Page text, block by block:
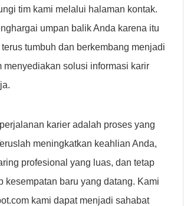
tim kami melalui halaman kontak.
umpan balik Anda karena itu
tumbuh dan berkembang menjadi
menyediakan solusi informasi karir
karier adalah proses yang
meningkatkan keahlian Anda,
profesional yang luas, dan tetap
kesempatan baru yang datang. Kami
kami dapat menjadi sahabat